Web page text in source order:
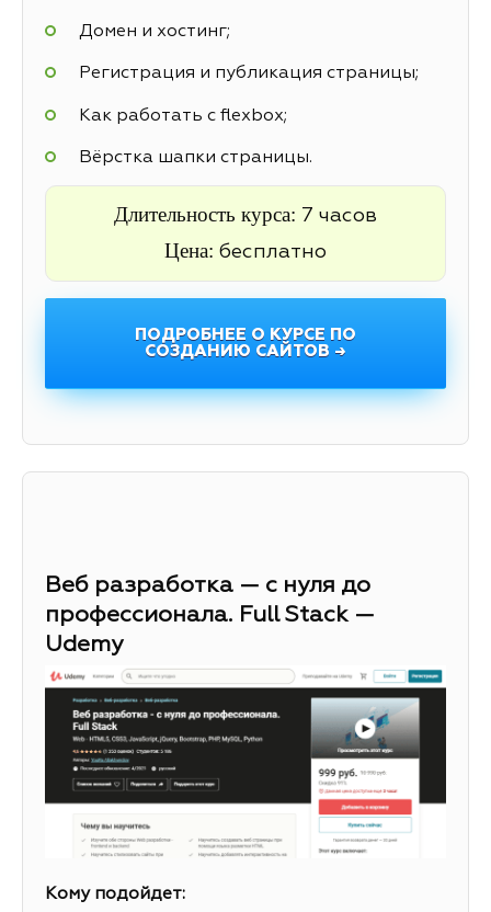
Домен и хостинг;
Регистрация и публикация страницы;
Как работать с flexbox;
Вёрстка шапки страницы.
Длительность курса: 7 часов
Цена: бесплатно
ПОДРОБНЕЕ О КУРСЕ ПО
СОЗДАНИЮ САЙТОВ →
Веб разработка — с нуля до
профессионала. Full Stack —
Udemy
Кому подойдет: